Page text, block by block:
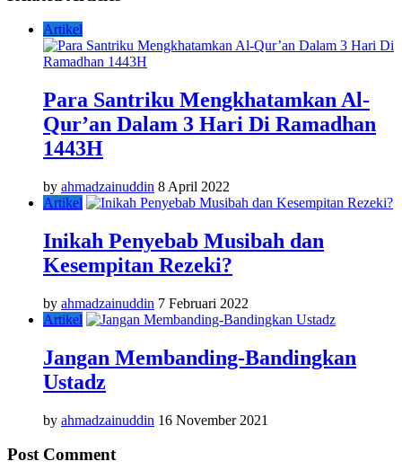
Artikel
Para Santriku Mengkhatamkan Al-
Qur’an Dalam 3 Hari Di Ramadhan
1443H
by ahmadzainuddin 8 April 2022
Artikel
Inikah Penyebab Musibah dan
Kesempitan Rezeki?
by ahmadzainuddin 7 Februari 2022
Artikel
Jangan Membanding-Bandingkan
Ustadz
by ahmadzainuddin 16 November 2021
Post Comment